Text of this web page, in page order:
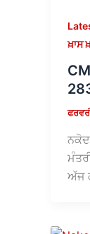
ਖ਼ਾਸ
ਅੱਜ